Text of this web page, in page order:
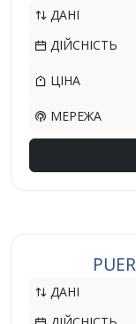
ДАНІ
ДІЙСНІСТЬ
ЦІНА
МЕРЕЖА
ДАНІ